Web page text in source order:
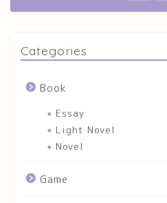
Categories
Book
Essay
Light Novel
Novel
Game